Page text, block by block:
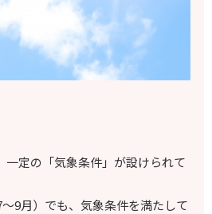
一定の「気象条件」が設けられて
9月）でも、気象条件を満たして